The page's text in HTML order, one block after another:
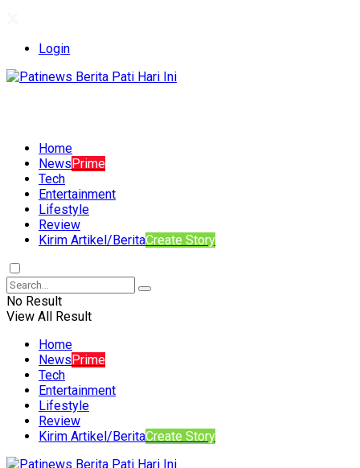
Login
Home
NewsPrime
Tech
Entertainment
Lifestyle
Review
Kirim Artikel/BeritaCreate Story
No Result
View All Result
Home
NewsPrime
Tech
Entertainment
Lifestyle
Review
Kirim Artikel/BeritaCreate Story